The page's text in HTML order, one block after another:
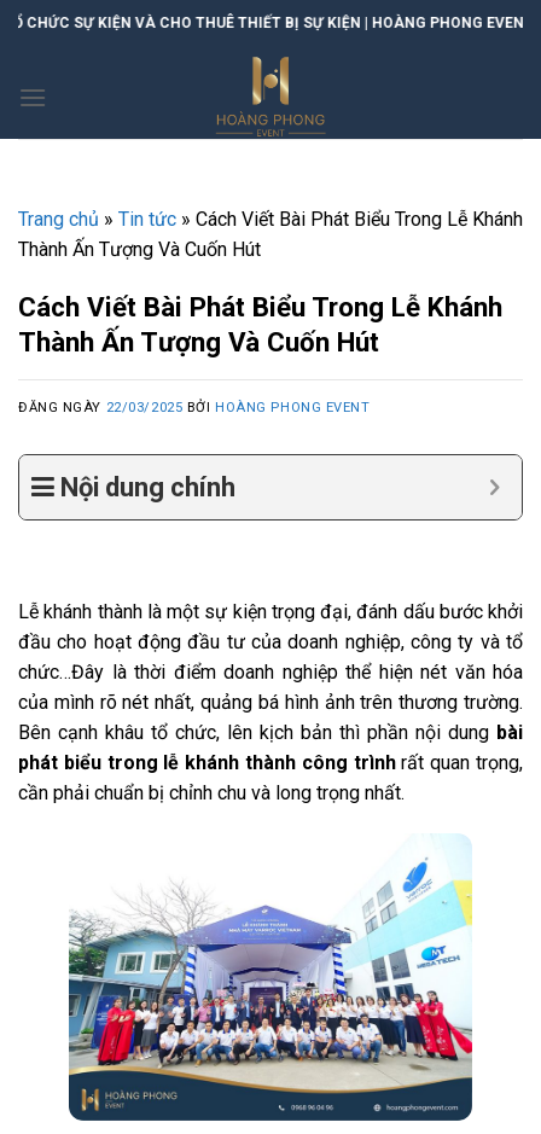
Skip
VÀ CHO THUÊ THIẾT BỊ SỰ KIỆN | HOÀNG PHONG EVENT
Trang chủ » Tin tức » Cách Viết Bài Phát Biểu Trong Lễ Khánh
Thành Ấn Tượng Và Cuốn Hút
Cách Viết Bài Phát Biểu Trong Lễ Khánh
Thành Ấn Tượng Và Cuốn Hút
ĐĂNG NGÀY 22/03/2025 BỞI HOÀNG PHONG EVENT
Nội dung chính
Lễ khánh thành là một sự kiện trọng đại, đánh dấu bước khởi
đầu cho hoạt động đầu tư của doanh nghiệp, công ty và tổ
chức…Đây là thời điểm doanh nghiệp thể hiện nét văn hóa
của mình rõ nét nhất, quảng bá hình ảnh trên thương trường.
Bên cạnh khâu tổ chức, lên kịch bản thì phần nội dung bài
phát biểu trong lễ khánh thành công trìnhrất quan trọng,
cần phải chuẩn bị chỉnh chu và long trọng nhất.